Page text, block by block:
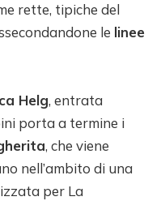
rette, tipiche del
le linee
Helg, entrata
porta a termine i
, che viene
nell’ambito di una
per La